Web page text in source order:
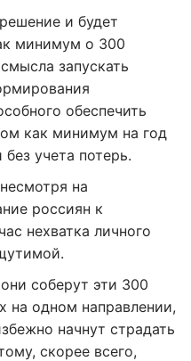
и будет
минимум о 300
запускать
обеспечить
как минимум на год
учета потерь.
на
россиян к
нехватка личного
соберут эти 300
на одном направлении,
начнут страдать
скорее всего,